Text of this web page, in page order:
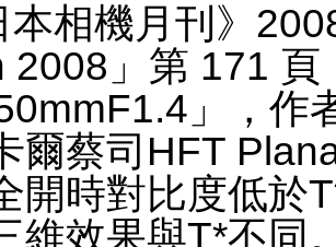
本相機月刊》
2008」第 171
」，作
爾蔡司HFT
開時對比度低於
維效果與T*不同